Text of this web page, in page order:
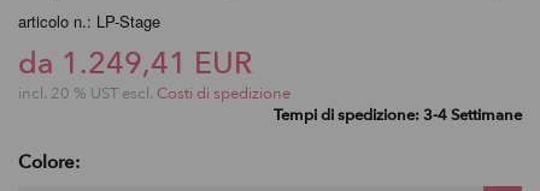
articolo n.: LP-Stage
da 1.249,41 EUR
incl. 20 % UST escl. Costi di spedizione
Tempi di spedizione: 3-4 Settimane
Colore: